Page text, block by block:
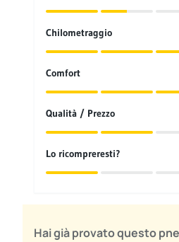
Chilometraggio
Comfort
Qualità / Prezzo
Lo ricompreresti?
Hai già provato questo